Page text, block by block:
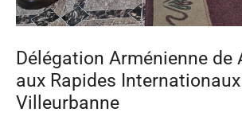
Délégation Arménienne de
aux Rapides
Villeurbanne